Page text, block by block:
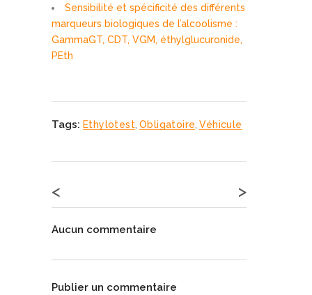
Sensibilité et spécificité des différents
marqueurs biologiques de l’alcoolisme :
GammaGT, CDT, VGM, éthylglucuronide,
PEth
Tags: Ethylotest, Obligatoire, Véhicule
< >
Aucun commentaire
Publier un commentaire